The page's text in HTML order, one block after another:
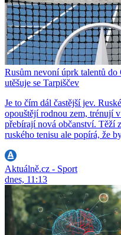
Rusům nevoní úprk talentů do
utěšuje se Tarpiščev
Je to čím dál častější jev.
opouštějí rodnou zem, trénují
přebírají nová občanství. Těží
ruského tenisu ale popírá, že
Aktuálně.cz - Sport
dnes, 11:13